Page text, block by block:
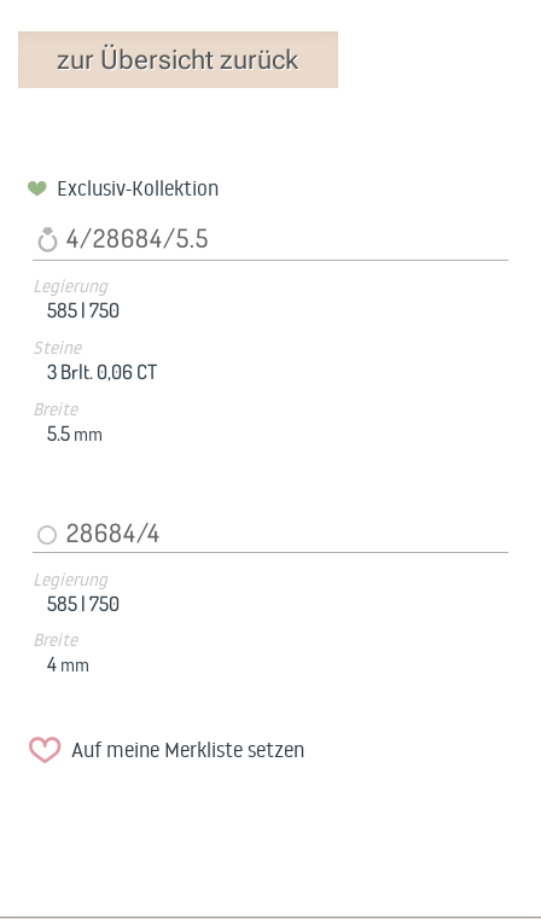
zur Übersicht zurück
Exclusiv-Kollektion
4/28684/5.5
Legierung
585 |750
Steine
3 Brlt. 0,06 CT
Breite
5.5 mm
28684/4
Legierung
585 |750
Breite
4 mm
Auf meine Merkliste setzen